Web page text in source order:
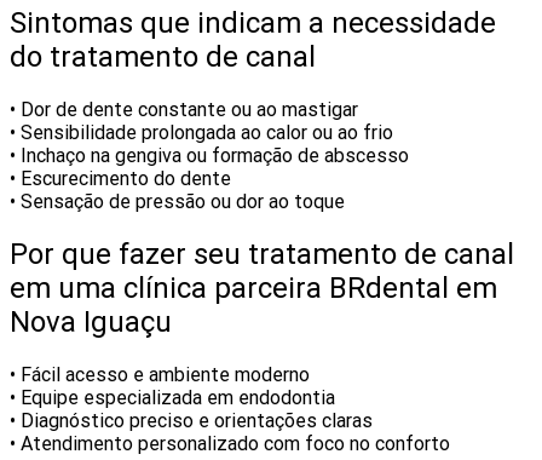
Sintomas que indicam a necessidade
do tratamento de canal
• Dor de dente constante ou ao mastigar
• Sensibilidade prolongada ao calor ou ao frio
• Inchaço na gengiva ou formação de abscesso
• Escurecimento do dente
• Sensação de pressão ou dor ao toque
Por que fazer seu tratamento de canal
em uma clínica parceira BRdental em
Nova Iguaçu
• Fácil acesso e ambiente moderno
• Equipe especializada em endodontia
• Diagnóstico preciso e orientações claras
• Atendimento personalizado com foco no conforto